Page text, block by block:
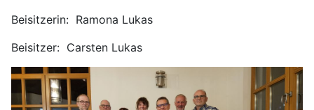
Beisitzerin: Ramona Lukas
Beisitzer: Carsten Lukas